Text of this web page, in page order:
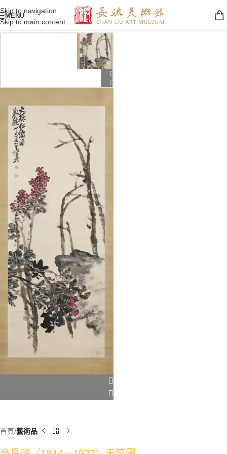
Skip to navigation
Skip to main content
MENU
首頁 藝術品